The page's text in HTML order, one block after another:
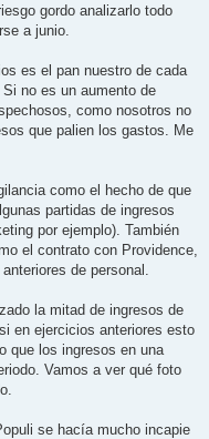
gordo analizarlo todo
a junio.
es el pan nuestro de cada
no es un aumento de
como nosotros no
que palien los gastos. Me
como el hecho de que
partidas de ingresos
por ejemplo). También
el contrato con Providence,
de personal.
la mitad de ingresos de
en ejercicios anteriores esto
que los ingresos en una
Vamos a ver qué foto
se hacía mucho incapie